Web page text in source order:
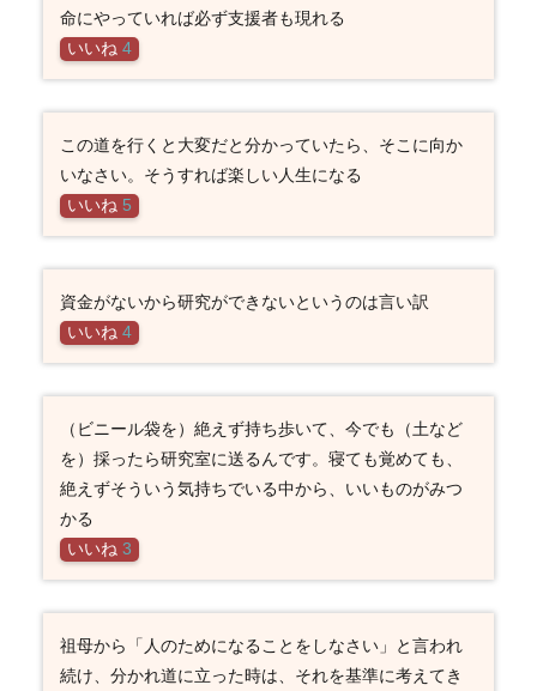
命にやっていれば必ず支援者も現れる
いいね 4
この道を行くと大変だと分かっていたら、そこに向か
いなさい。そうすれば楽しい人生になる
いいね 5
資金がないから研究ができないというのは言い訳
いいね 4
（ビニール袋を）絶えず持ち歩いて、今でも（土など
を）採ったら研究室に送るんです。寝ても覚めても、
絶えずそういう気持ちでいる中から、いいものがみつ
かる
いいね 3
祖母から「人のためになることをしなさい」と言われ
続け、分かれ道に立った時は、それを基準に考えてき